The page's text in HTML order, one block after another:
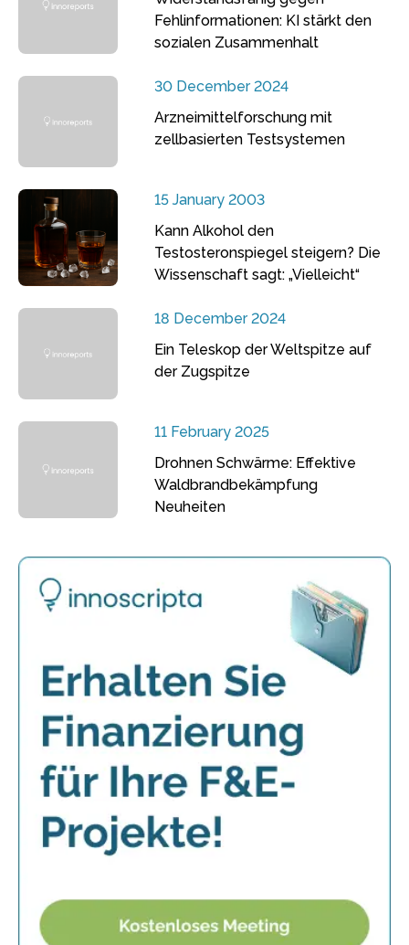
Fehlinformationen: KI stärkt den
sozialen Zusammenhalt
30 December 2024
Arzneimittelforschung mit
zellbasierten Testsystemen
15 January 2003
Kann Alkohol den
Testosteronspiegel steigern? Die
Wissenschaft sagt: „Vielleicht“
18 December 2024
Ein Teleskop der Weltspitze auf
der Zugspitze
11 February 2025
Drohnen Schwärme: Effektive
Waldbrandbekämpfung
Neuheiten